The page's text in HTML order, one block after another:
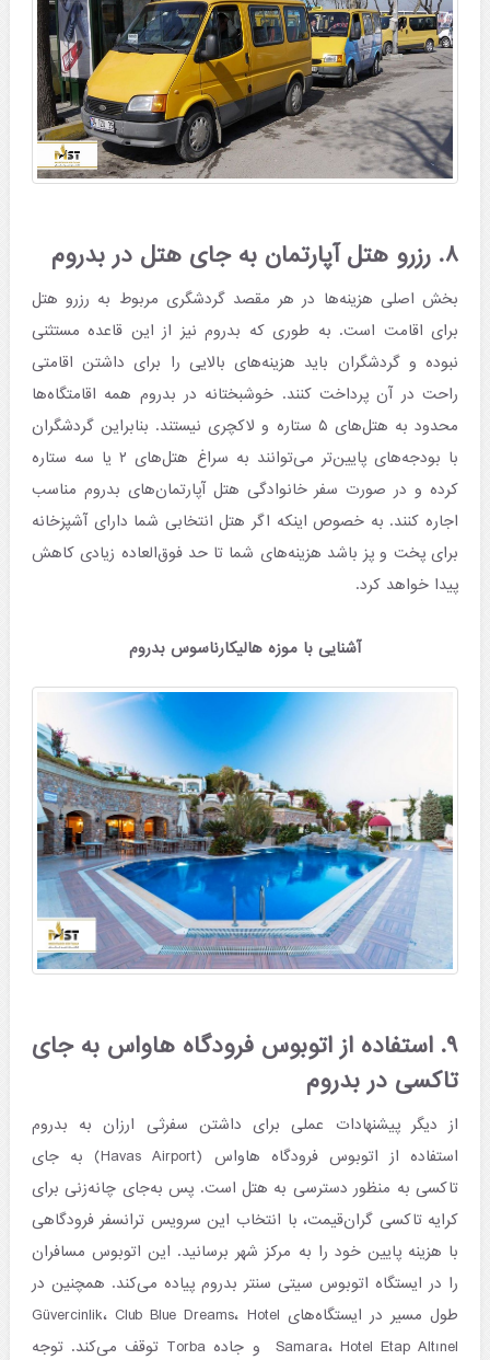
۸. رزرو هتل آپارتمان به جای هتل در بدروم
بخش اصلی هزینه‌ها در هر مقصد گردشگری مربوط به رزرو هتل
برای اقامت است. به طوری که بدروم نیز از این قاعده مستثنی
نبوده و گردشگران باید هزینه‌های بالایی را برای داشتن اقامتی
راحت در آن پرداخت کنند. خوشبختانه در بدروم همه اقامتگاه‌ها
محدود به هتل‌های ۵ ستاره و لاکچری نیستند. بنابراین گردشگران
با بودجه‌های پایین‌تر می‌توانند به سراغ هتل‌های ۲ یا سه ستاره
کرده و در صورت سفر خانوادگی هتل آپارتمان‌های بدروم مناسب
اجاره کنند. به خصوص اینکه اگر هتل انتخابی شما دارای آشپزخانه
برای پخت و پز باشد هزینه‌های شما تا حد فوق‌العاده زیادی کاهش
پیدا خواهد کرد.
آشنایی با موزه هالیکارناسوس بدروم
۹. استفاده از اتوبوس فرودگاه هاواس به جای
تاکسی در بدروم
از دیگر پیشنهادات عملی برای داشتن سفرثی ارزان به بدروم
استفاده از اتوبوس فرودگاه هاواس (Havas Airport) به جای
تاکسی به منظور دسترسی به هتل است. پس به‌جای چانه‌زنی برای
کرایه تاکسی گران‌قیمت، با انتخاب این سرویس ترانسفر فرودگاهی
با هزینه پایین خود را به مرکز شهر برسانید. این اتوبوس مسافران
را در ایستگاه اتوبوس سیتی سنتر بدروم پیاده می‌کند. همچنین در
طول مسیر در ایستگاه‌های Güvercinlik، Club Blue Dreams، Hotel
Samara، Hotel Etap Altınel و جاده Torba توقف می‌کند. توجه